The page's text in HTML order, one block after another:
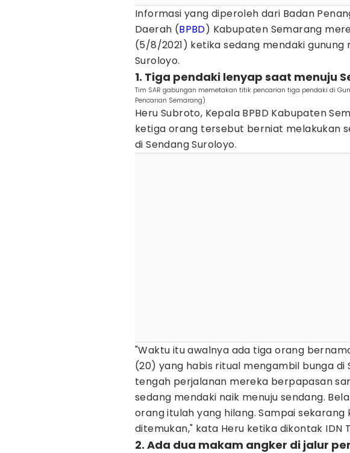
Informasi yang diperoleh dari Badan
Daerah (BPBD) Kabupaten Semarang
(5/8/2021) ketika sedang mendaki gunung
Suroloyo.
1. Tiga pendaki lenyap saat menuju
Tim SAR gabungan memetakan titik pencarian tiga pendaki di
Pencarian Semarang)
Heru Subroto, Kepala BPBD Kabupaten
ketiga orang tersebut berniat melakukan
di Sendang Suroloyo.
"Waktu itu awalnya ada tiga orang
(20) yang habis ritual mengambil bunga di
tengah perjalanan mereka berpapasan
sedang mendaki naik menuju sendang.
orang itulah yang hilang. Sampai
ditemukan," kata Heru ketika dikontak IDN
2. Ada dua makam angker di jalur